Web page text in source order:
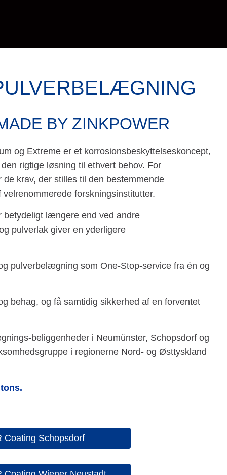
BY ZINKPOWER
og Extreme er et korrosionsbeskyttelseskoncept,
rigtige løsning til ethvert behov. For
krav, der stilles til den bestemmende
forskningsinstitutter.
betydeligt længere end ved andre
pulverlak giver en yderligere
pulverbelægning som One-Stop-service fra én og
behag, og få samtidig sikkerhed af en forventet
beliggenheder i Neumünster, Schopsdorf og
i regionerne Nord- og Østtyskland
Coating Schopsdorf